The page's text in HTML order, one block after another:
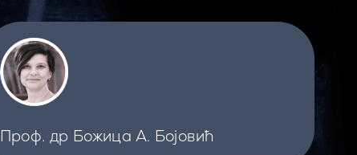
Проф. др Божица А. Бојовић